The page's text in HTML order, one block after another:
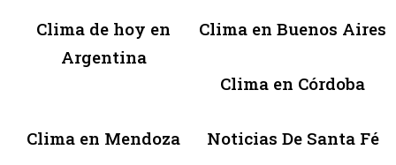
Clima de hoy en
Argentina
Clima en Buenos Aires
Clima en Córdoba
Clima en Mendoza Noticias De Santa Fé